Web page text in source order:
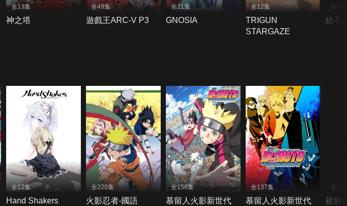
全13集
神之塔
全49集
遊戲王ARC-V P3
全21集
GNOSIA
全12集
TRIGUN
STARGAZE
全22
給不
全12集
Hand Shakers
全220集
火影忍者-國語
全156集
慕留人火影新世代
全137集
慕留人火影新世代
全12
被解